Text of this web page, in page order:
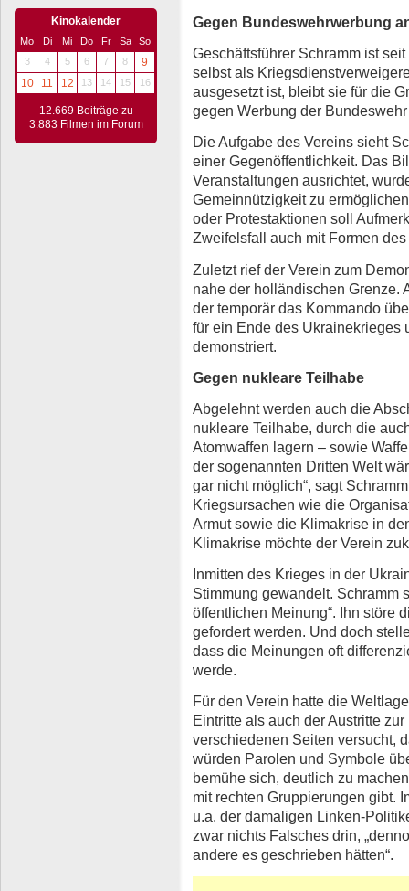
Kinokalender
Mo Di Mi Do Fr Sa
So
3
4 5 6 7 8
9
10
11 12 13 14 15 16
12.669 Beiträge zu
3.883 Filmen im Forum
Gegen Bundeswehrwerbung
Geschäftsführer Schramm ist
selbst als
ausgesetzt ist, bleibt sie für die
gegen Werbung der
Die Aufgabe des Vereins sieht
einer Gegenöffentlichkeit. Das
Veranstaltungen ausrichtet,
Gemeinnützigkeit zu
oder Protestaktionen soll
Zweifelsfall auch mit Formen
Zuletzt rief der Verein zum
nahe der holländischen Grenze.
der temporär das Kommando
für ein Ende des Ukrainekrieges
demonstriert.
Gegen nukleare Teilhabe
Abgelehnt werden auch die
nukleare Teilhabe, durch die
Atomwaffen lagern – sowie
der sogenannten Dritten Welt
gar nicht möglich“, sagt
Kriegsursachen wie die
Armut sowie die Klimakrise in
Klimakrise möchte der Verein
Inmitten des Krieges in der
Stimmung gewandelt. Schramm
öffentlichen Meinung“. Ihn störe
gefordert werden. Und doch
dass die Meinungen oft
werde.
Für den Verein hatte die
Eintritte als auch der Austritte
verschiedenen Seiten versucht,
würden Parolen und Symbole
bemühe sich, deutlich zu
mit rechten Gruppierungen gibt.
u.a. der damaligen Linken-
zwar nichts Falsches drin,
andere es geschrieben hätten“.